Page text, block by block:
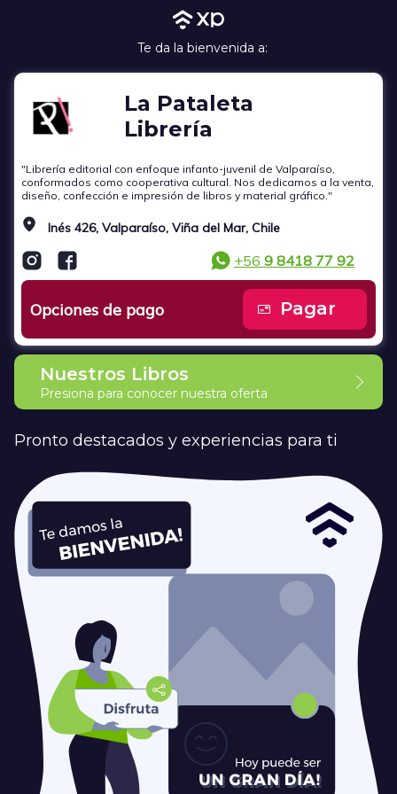
Te da la bienvenida a:
La Pataleta
Librería
"Librería editorial con enfoque infanto-juvenil de Valparaíso,
conformados como cooperativa cultural. Nos dedicamos a la venta,
diseño, confección e impresión de libros y material gráfico."
Inés 426, Valparaíso, Viña del Mar, Chile
+56 9 8418 77 92
Opciones de pago Pagar
Nuestros Libros
Presiona para conocer nuestra oferta
Pronto destacados y experiencias para ti